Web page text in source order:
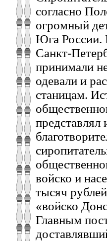
согласно
огромный
Юга России.
Санкт-
принимали
одевали и
станицам.
представлял
войско и
тысяч
«войско
Главным